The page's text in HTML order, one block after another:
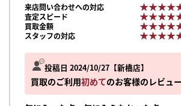
投稿日 2024/10/27 新橋店
買取のご利用初めてのお客様のレビュー
来店問い合わせへの対応
査定スピード
買取金額
スタッフの対応